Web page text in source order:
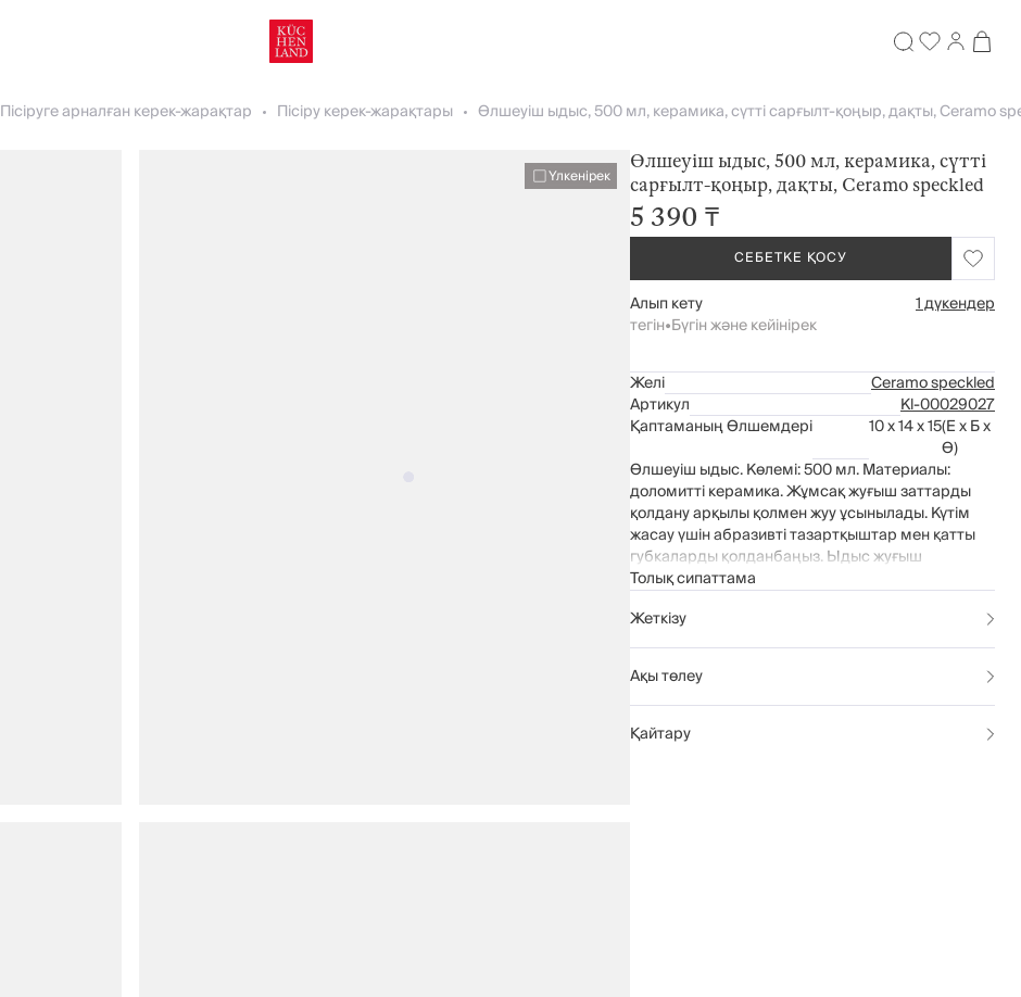
Пісіруге арналған керек-жарақтар Пісіру керек-жарақтары Өлшеуіш ыдыс, 500 мл, керамика, сүтті сарғылт-қоңыр, дақты, Ceramo
Үлкенірек
Өлшеуіш ыдыс, 500 мл, керамика, сүтті
сарғылт-қоңыр, дақты, Ceramo speckled
5 390 ₸
СЕБЕТКЕ ҚОСУ
Алып кету
1 дүкендер
тегін•Бүгін және кейінірек
Желі
Ceramo speckled
Артикул
Kl-00029027
Қаптаманың Өлшемдері
10 x 14 x 15(Е x Б x
Ө)
Өлшеуіш ыдыс. Көлемі: 500 мл. Материалы:
доломитті керамика. Жұмсақ жуғыш заттарды
қолдану арқылы қолмен жуу ұсынылады. Күтім
жасау үшін абразивті тазартқыштар мен қатты
губкаларды қолданбаңыз. Ыдыс жуғыш
машинада жууға болмайды.
Толық сипаттама
Жеткізу
Ақы төлеу
Қайтару